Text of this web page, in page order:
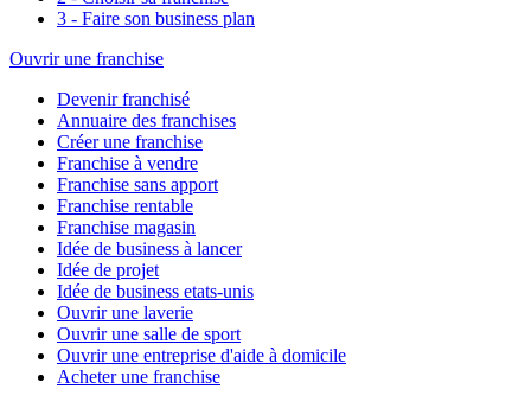
3 - Faire son business plan
Ouvrir une franchise
Devenir franchisé
Annuaire des franchises
Créer une franchise
Franchise à vendre
Franchise sans apport
Franchise rentable
Franchise magasin
Idée de business à lancer
Idée de projet
Idée de business etats-unis
Ouvrir une laverie
Ouvrir une salle de sport
Ouvrir une entreprise d'aide à domicile
Acheter une franchise